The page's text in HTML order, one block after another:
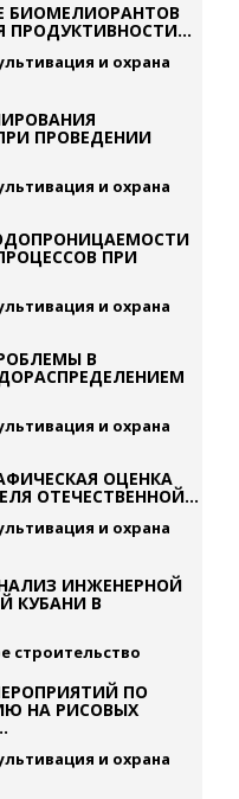
БИОМЕЛИОРАНТОВ
и охрана
ПРОВЕДЕНИИ
и охрана
ПРИ
и охрана
В
и охрана
ОЦЕНКА
ОТЕЧЕСТВЕННОЙ...
и охрана
ИНЖЕНЕРНОЙ
КУБАНИ В
строительство
ПО
НА РИСОВЫХ
и охрана